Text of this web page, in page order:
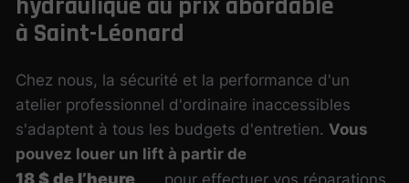
hydraulique au prix abordable
à Saint-Léonard
Chez nous, la sécurité et la performance d'un
atelier professionnel d'ordinaire inaccessibles
s'adaptent à tous les budgets d'entretien.Vous
pouvez louer un lift à partir de